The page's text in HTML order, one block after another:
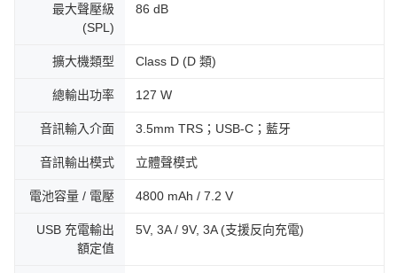
最大聲壓級
(SPL)
86 dB
擴大機類型 Class D (D 類)
總輸出功率 127 W
音訊輸入介面 3.5mm TRS；USB-C；藍牙
音訊輸出模式 立體聲模式
電池容量 / 電壓 4800 mAh / 7.2 V
USB 充電輸出
額定值
5V, 3A / 9V, 3A (支援反向充電)